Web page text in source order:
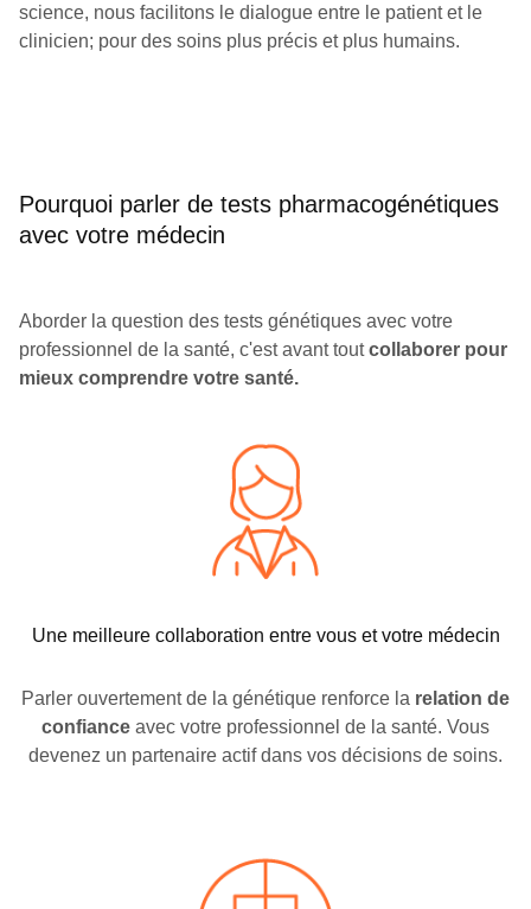
science, nous facilitons le dialogue entre le patient et le
clinicien; pour des soins plus précis et plus humains.
Pourquoi parler de tests pharmacogénétiques
avec votre médecin
Aborder la question des tests génétiques avec votre
professionnel de la santé, c'est avant toutcollaborer pour
mieux comprendre votre santé.
Une meilleure collaboration entre vous et votre médecin
Parler ouvertement de la génétique renforce la relation de
confiance avec votre professionnel de la santé. Vous
devenez un partenaire actif dans vos décisions de soins.